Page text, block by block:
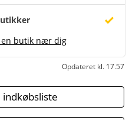
en butik nær dig
Opdateret kl. 17.57
indkøbsliste